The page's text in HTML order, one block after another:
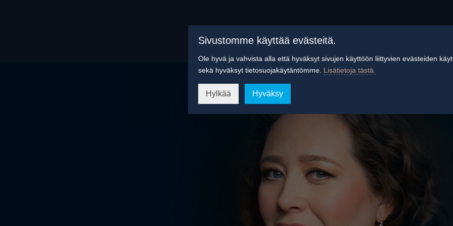
Sivustomme käyttää evästeitä.
Ole hyvä ja vahvista alla että hyväksyt sivujen käyttöön liittyvien evästeiden
sekä hyväksyt tietosuojakäytäntömme. Lisätietoja tästä.
Hylkää Hyväksy